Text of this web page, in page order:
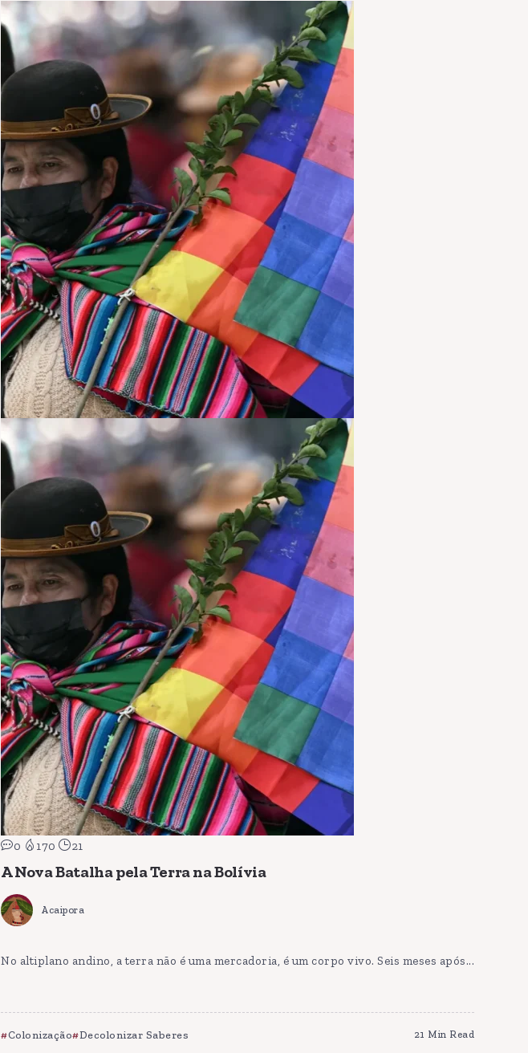
0 170 21
A Nova Batalha pela Terra na Bolívia
Acaipora
No altiplano andino, a terra não é uma mercadoria, é um corpo vivo. Seis meses após...
Colonização Decolonizar Saberes 21 Min Read